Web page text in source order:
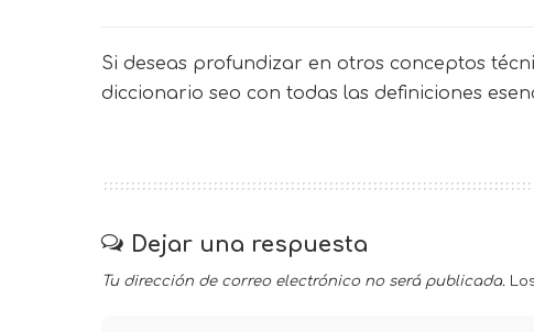
Si deseas profundizar en otros conceptos
diccionario seo con todas las definiciones
Dejar una respuesta
Tu dirección de correo electrónico no será publicada.